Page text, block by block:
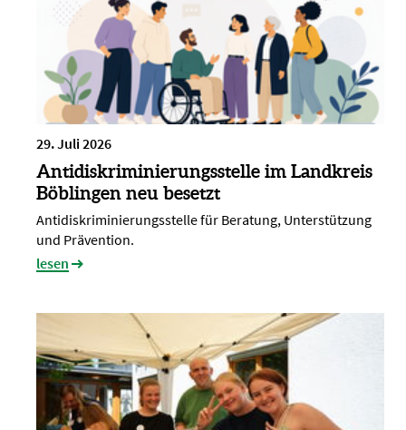
29. Juli 2026
Antidiskriminierungsstelle im Landkreis
Böblingen neu besetzt
Antidiskriminierungsstelle für Beratung, Unterstützung
und Prävention.
lesen